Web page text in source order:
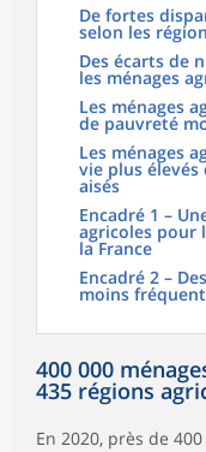
De fortes
selon les
Des écarts de
les ménages
Les ménages
de pauvreté
Les ménages
vie plus élevés
aisés
Encadré 1 –
agricoles pour
la France
Encadré 2 –
moins
400 000
435 régions
En 2020, près de